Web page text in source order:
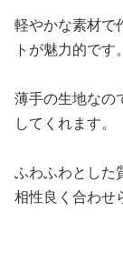
軽やかな素材で
トが魅力的です。
薄手の生地なの
してくれます。
ふわふわとした
相性良く合わせ